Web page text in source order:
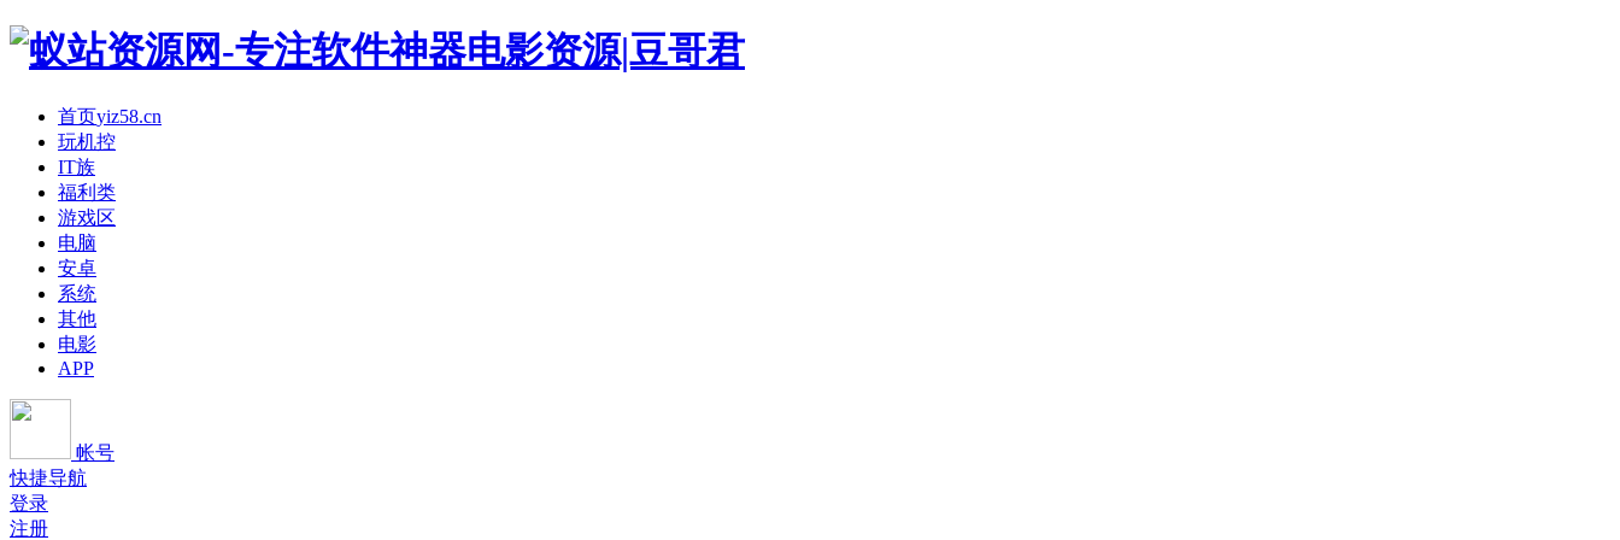
首页yiz58.cn
玩机控
IT族
福利类
游戏区
电脑
安卓
系统
其他
电影
APP
帐号
快捷导航
登录
注册